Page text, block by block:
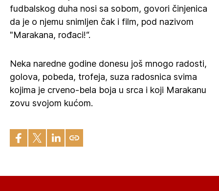
fudbalskog duha nosi sa sobom, govori činjenica
da je o njemu snimljen čak i film, pod nazivom
"Marakana, rođaci!“.
Neka naredne godine donesu još mnogo radosti,
golova, pobeda, trofeja, suza radosnica svima
kojima je crveno-bela boja u srca i koji Marakanu
zovu svojom kućom.